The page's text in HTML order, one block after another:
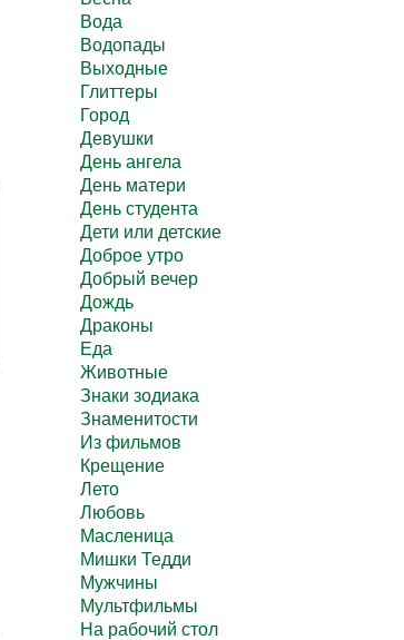
Вода
Водопады
Выходные
Глиттеры
Город
Девушки
День ангела
День матери
День студента
Дети или детские
Доброе утро
Добрый вечер
Дождь
Драконы
Еда
Животные
Знаки зодиака
Знаменитости
Из фильмов
Крещение
Лето
Любовь
Масленица
Мишки Тедди
Мужчины
Мультфильмы
На рабочий стол